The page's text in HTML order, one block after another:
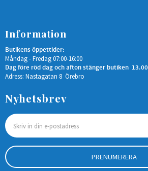
Information
Butikens öppettider:
Måndag - Fredag 07:00-16:00
Dag före röd dag och afton stänger butiken 13.00
Adress: Nastagatan 8 Örebro
Nyhetsbrev
PRENUMERERA